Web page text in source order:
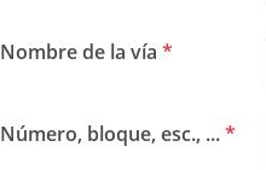
Nombre de la vía *
Número, bloque, esc., ...*